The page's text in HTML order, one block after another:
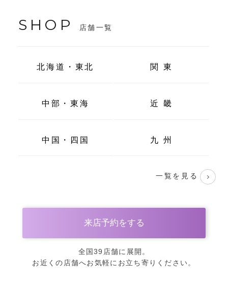
SHOP 店舗一覧
北海道・東北 関 東
中部・東海 近 畿
中国・四国 九 州
一覧を見る
来店予約をする
全国39店舗に展開。
お近くの店舗へお気軽にお立ち寄りください。